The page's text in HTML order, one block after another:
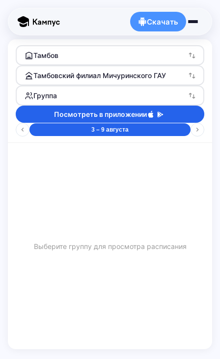
Скачать
Тамбов
Тамбовский филиал Мичуринского ГАУ
Группа
Посмотреть в приложении
3 – 9 августа
Выберите группу для просмотра расписания